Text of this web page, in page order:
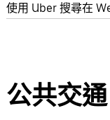
使用 Uber 搜尋在
公共交通